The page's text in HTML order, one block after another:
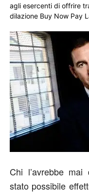
agli esercenti di offrire
dilazione Buy Now Pay
Chi l’avrebbe
stato possibile